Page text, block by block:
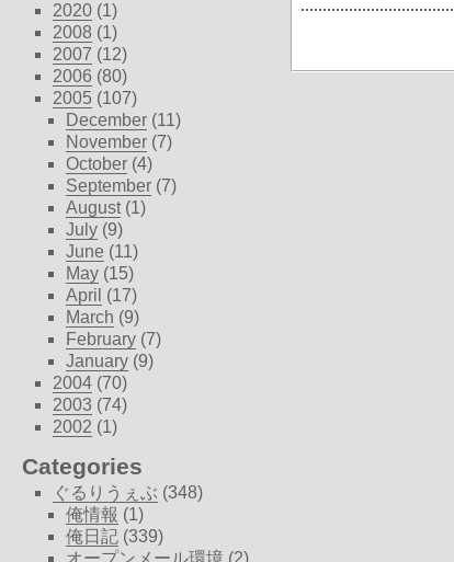
2020 (1)
2008 (1)
2007 (12)
2006 (80)
2005 (107)
December (11)
November (7)
October (4)
September (7)
August (1)
July (9)
June (11)
May (15)
April (17)
March (9)
February (7)
January (9)
2004 (70)
2003 (74)
2002 (1)
Categories
ぐるりうぇぶ (348)
俺情報 (1)
俺日記 (339)